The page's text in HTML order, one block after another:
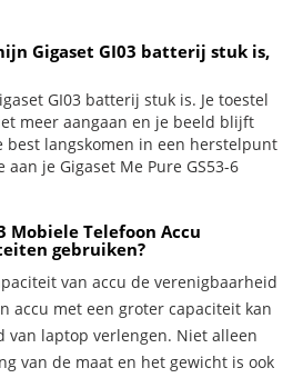
Gigaset GI03 batterij stuk is,
GI03 batterij stuk is. Je toestel
meer aangaan en je beeld blijft
best langskomen in een herstelpunt
je Gigaset Me Pure GS53-6
Mobiele Telefoon Accu
gebruiken?
van accu de verenigbaarheid
accu met een groter capaciteit kan
laptop verlengen. Niet alleen
van de maat en het gewicht is ook